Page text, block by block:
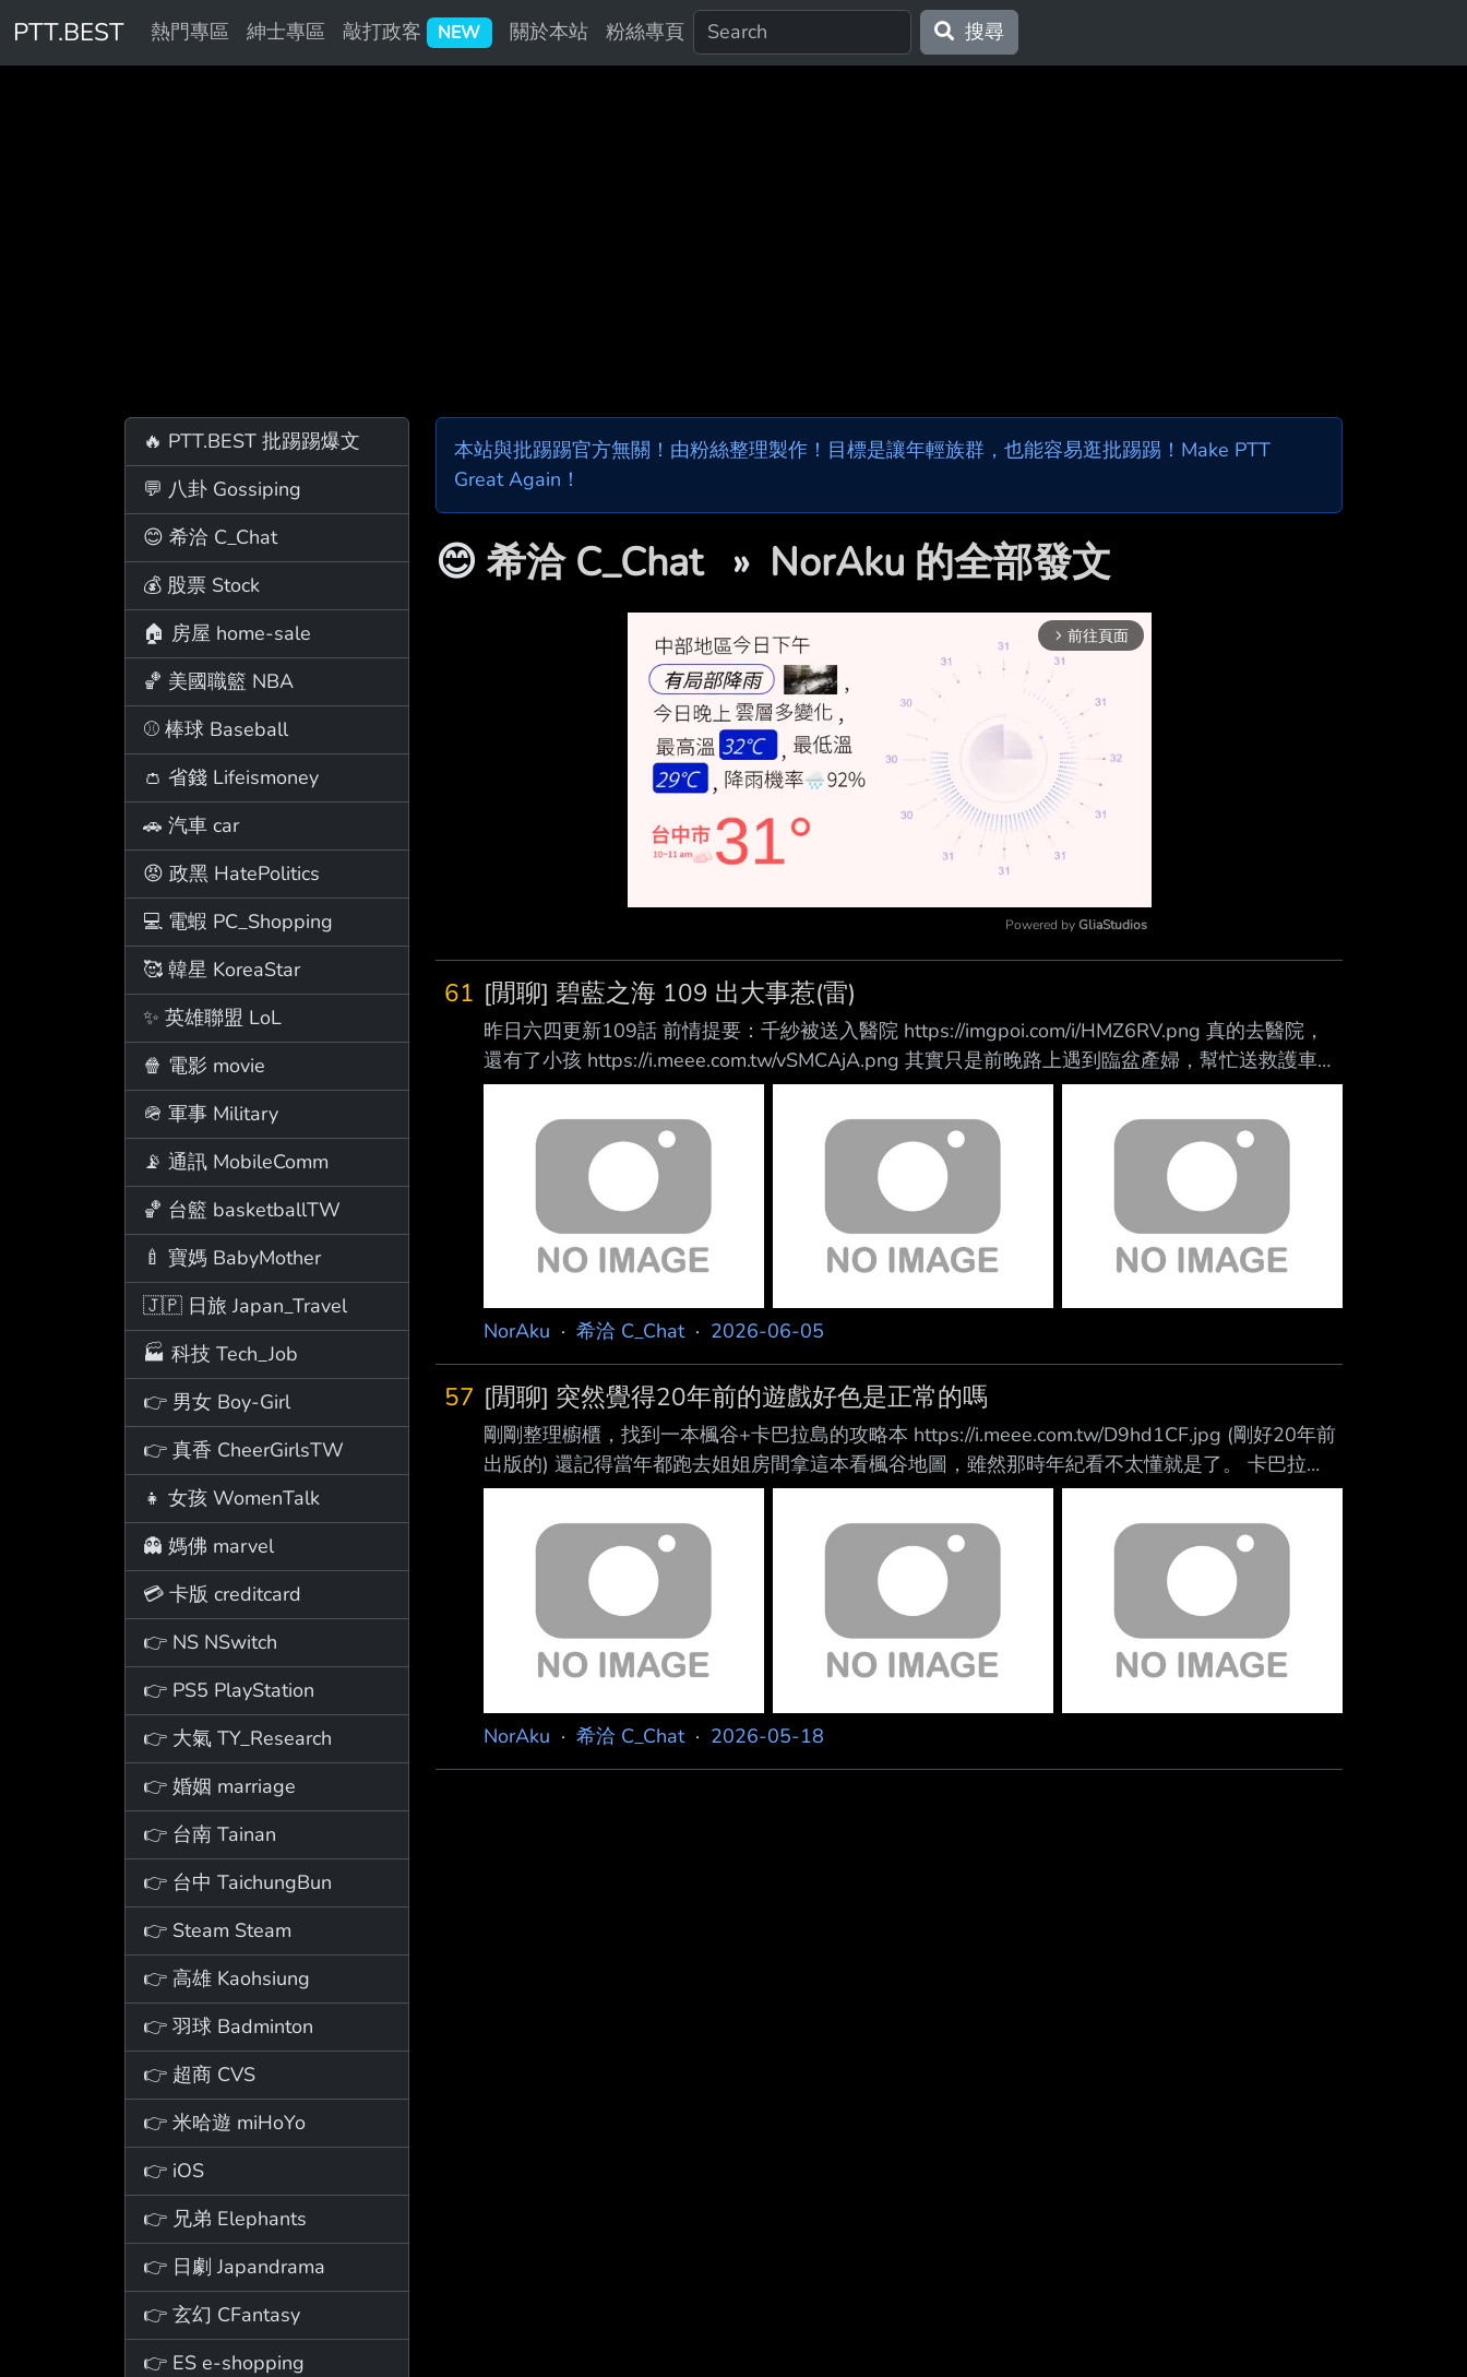
PTT.BEST 熱門專區 紳士專區 敲打政客 NEW 關於本站 粉絲專頁 搜尋
🔥 PTT.BEST 批踢踢爆文
💬 八卦 Gossiping
😊 希洽 C_Chat
💰 股票 Stock
🏠 房屋 home-sale
🏀 美國職籃 NBA
⚾ 棒球 Baseball
👛 省錢 Lifeismoney
🚗 汽車 car
😡 政黑 HatePolitics
💻 電蝦 PC_Shopping
🥰 韓星 KoreaStar
✨ 英雄聯盟 LoL
🍿 電影 movie
🪖 軍事 Military
📡 通訊 MobileComm
🏀 台籃 basketballTW
🍼 寶媽 BabyMother
🇯🇵 日旅 Japan_Travel
🏭 科技 Tech_Job
👉 男女 Boy-Girl
👉 真香 CheerGirlsTW
👧 女孩 WomenTalk
👻 媽佛 marvel
💳 卡版 creditcard
👉 NS NSwitch
👉 PS5 PlayStation
👉 大氣 TY_Research
👉 婚姻 marriage
👉 台南 Tainan
👉 台中 TaichungBun
👉 Steam Steam
👉 高雄 Kaohsiung
👉 羽球 Badminton
👉 超商 CVS
👉 米哈遊 miHoYo
👉 iOS
👉 兄弟 Elephants
👉 日劇 Japandrama
👉 玄幻 CFantasy
👉 ES e-shopping
本站與批踢踢官方無關！由粉絲整理製作！目標是讓年輕族群，也能容易逛批踢踢！Make PTT
Great Again！
😊 希洽 C_Chat » NorAku 的全部發文
arrow_forward_ios 前往頁面
Powered by GliaStudios
61 [閒聊] 碧藍之海 109 出大事惹(雷)
昨日六四更新109話 前情提要：千紗被送入醫院 https://imgpoi.com/i/HMZ6RV.png 真的去醫院，
還有了小孩 https://i.meee.com.tw/vSMCAjA.png 其實只是前晚路上遇到臨盆產婦，幫忙送救護車
https://i.meee.com.tw/aRBVsjC.png (有人猜是學長的女朋友？) 然後千紗的形象回不去了
https://i.meee.com.tw/Sn2EFVO.png 由右至左、上到下分別為： Miss CIU 被抬上救護車了，發生
什麼事？
NorAku · 希洽 C_Chat· 2026-06-05
57 [閒聊] 突然覺得20年前的遊戲好色是正常的嗎
剛剛整理櫥櫃，找到一本楓谷+卡巴拉島的攻略本 https://i.meee.com.tw/D9hd1CF.jpg (剛好20年前
出版的) 還記得當年都跑去姐姐房間拿這本看楓谷地圖，雖然那時年紀看不太懂就是了。 卡巴拉
島？沒玩過不清楚，但當我翻到背面，下方有個復古藍白條紋泳裝兔耳藍毛
https://i.meee.com.tw/MtVzEAP.jpg 突然覺得...好色ㄛ 打開內頁到卡拉首頁
https://i.meee.com.tw/9xB816l.jpg 這種復古的條紋比基尼越看越在意... 小時候還在
NorAku · 希洽 C_Chat· 2026-05-18